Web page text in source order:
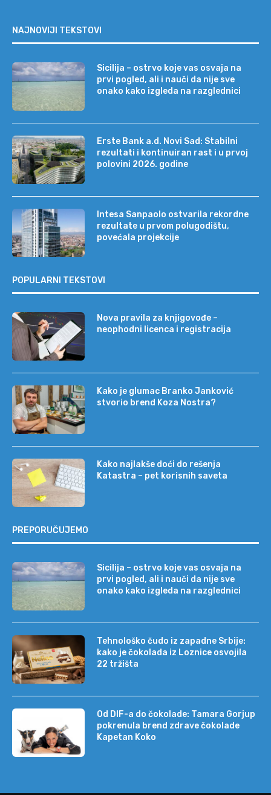
NAJNOVIJI TEKSTOVI
Sicilija – ostrvo koje vas osvaja na
prvi pogled, ali i nauči da nije sve
onako kako izgleda na razglednici
Erste Bank a.d. Novi Sad: Stabilni
rezultati i kontinuiran rast i u prvoj
polovini 2026. godine
Intesa Sanpaolo ostvarila rekordne
rezultate u prvom polugodištu,
povećala projekcije
POPULARNI TEKSTOVI
Nova pravila za knjigovođe –
neophodni licenca i registracija
Kako je glumac Branko Janković
stvorio brend Koza Nostra?
Kako najlakše doći do rešenja
Katastra – pet korisnih saveta
PREPORUČUJEMO
Sicilija – ostrvo koje vas osvaja na
prvi pogled, ali i nauči da nije sve
onako kako izgleda na razglednici
Tehnološko čudo iz zapadne Srbije:
kako je čokolada iz Loznice osvojila
22 tržišta
Od DIF-a do čokolade: Tamara Gorjup
pokrenula brend zdrave čokolade
Kapetan Koko